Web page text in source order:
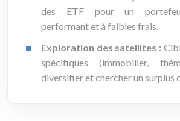
des ETF pour un
performant et à faibles frais.
Exploration des satellites :
spécifiques (immobilier,
diversifier et chercher un surplus